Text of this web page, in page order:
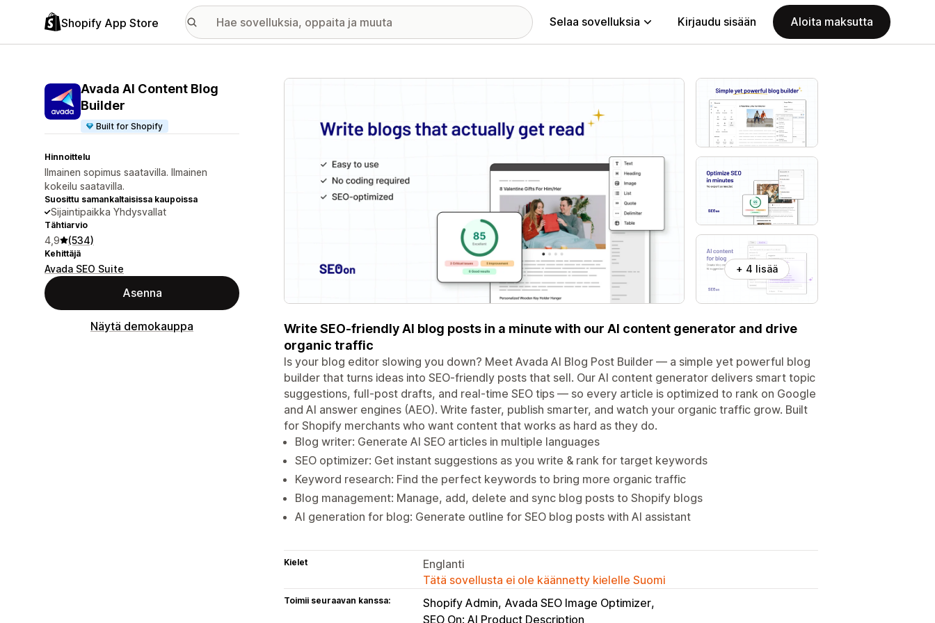
Shopify App Store Selaa sovelluksia Kirjaudu sisään Aloita maksutta
Avada AI Content Blog
Builder
Built for Shopify
Hinnoittelu
Ilmainen sopimus saatavilla. Ilmainen
kokeilu saatavilla.
Suosittu samankaltaisissa kaupoissa
Sijaintipaikka Yhdysvallat
Tähtiarvio
4,9 (534)
Kehittäjä
Avada SEO Suite
Asenna
Näytä demokauppa
Esittelykuvagalleria
+ 4 lisää
Write SEO-friendly AI blog posts in a minute with our AI content generator and drive
organic traffic
Is your blog editor slowing you down? Meet Avada AI Blog Post Builder — a simple yet powerful blog
builder that turns ideas into SEO-friendly posts that sell. Our AI content generator delivers smart topic
suggestions, full-post drafts, and real-time SEO tips — so every article is optimized to rank on Google
and AI answer engines (AEO). Write faster, publish smarter, and watch your organic traffic grow. Built
for Shopify merchants who want content that works as hard as they do.
Blog writer: Generate AI SEO articles in multiple languages
SEO optimizer: Get instant suggestions as you write & rank for target keywords
Keyword research: Find the perfect keywords to bring more organic traffic
Blog management: Manage, add, delete and sync blog posts to Shopify blogs
AI generation for blog: Generate outline for SEO blog posts with AI assistant
Kielet
Englanti
Tätä sovellusta ei ole käännetty kielelle Suomi
Toimii seuraavan kanssa: Shopify Admin Avada SEO Image Optimizer
SEO On: AI Product Description